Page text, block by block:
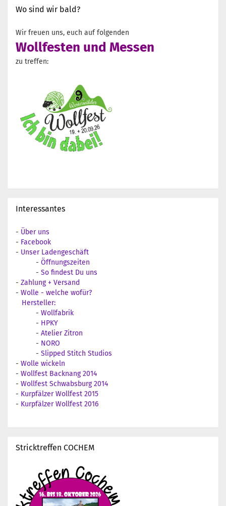
Wo sind wir bald?
Wir freuen uns, euch auf folgenden
Wollfesten und Messen
zu treffen:
Interessantes
- Über uns
- Facebook
- Unser Ladengeschäft
- Öffnungszeiten
- So findest Du uns
- Zahlung + Versand
- Wolle - welche wofür?
Hersteller:
- Wollfabrik
- HPKY
- Atelier Zitron
- NORO
- Slipped Stitch Studios
- Wolle wickeln
- Wollfest Backnang 2014
- Wollfest Schwabsburg 2014
- Kurpfälzer Wollfest 2015
- Kurpfälzer Wollfest 2016
Stricktreffen COCHEM